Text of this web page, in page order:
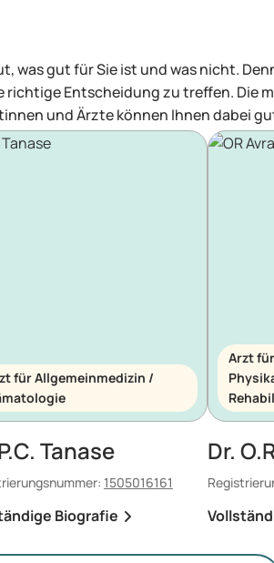
was gut für Sie ist und was nicht.
richtige Entscheidung zu treffen. Die
und Ärzte können Ihnen dabei
für Allgemeinmedizin /
Tanase
1505016161
Biografie
Arzt
Dr.